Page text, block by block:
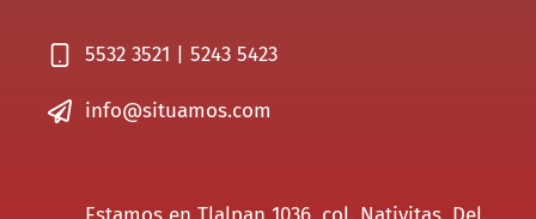
5532 3521 | 5243 5423
info@situamos.com